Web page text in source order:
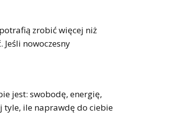
zrobić więcej niż
nowoczesny
jest: swobodę, energię,
tyle, ile naprawdę do ciebie